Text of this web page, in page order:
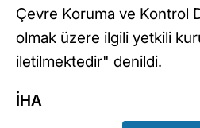
Çevre Koruma ve Kontrol
olmak üzere ilgili yetkili
iletilmektedir" denildi.
İHA